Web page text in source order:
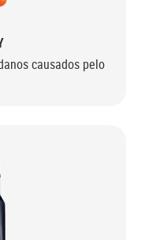
causados pelo